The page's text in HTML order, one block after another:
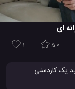
ای
1 5.0
یک کاردستی
جالب و خلاقانه